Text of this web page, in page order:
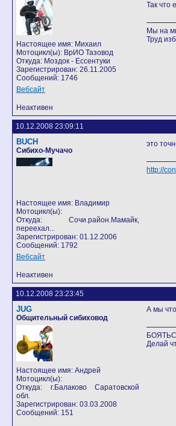
Настоящее имя: Михаил
Мотоцикл(ы): ВрИО Тазовод
Откуда: Моздок - Ессентуки
Зарегистрирован: 26.11.2005
Сообщений: 1746
Вебсайт
Так что
Мы на
Труд
Неактивен
10.12.2008 23:09:11
BUCH
Сибихо-Мучачо
Настоящее имя: Владимир
Мотоцикл(ы):
Откуда: Сочи.район.Мамайк,
переехал...
Зарегистрирован: 01.12.2006
Сообщений: 1792
Вебсайт
это
http://
Неактивен
10.12.2008 23:23:45
JUG
Общительный сибиховод
Настоящее имя: Андрей
Мотоцикл(ы):
Откуда: г.Балаково Саратовской
обл.
Зарегистрирован: 03.03.2008
Сообщений: 151
А мы
Делай